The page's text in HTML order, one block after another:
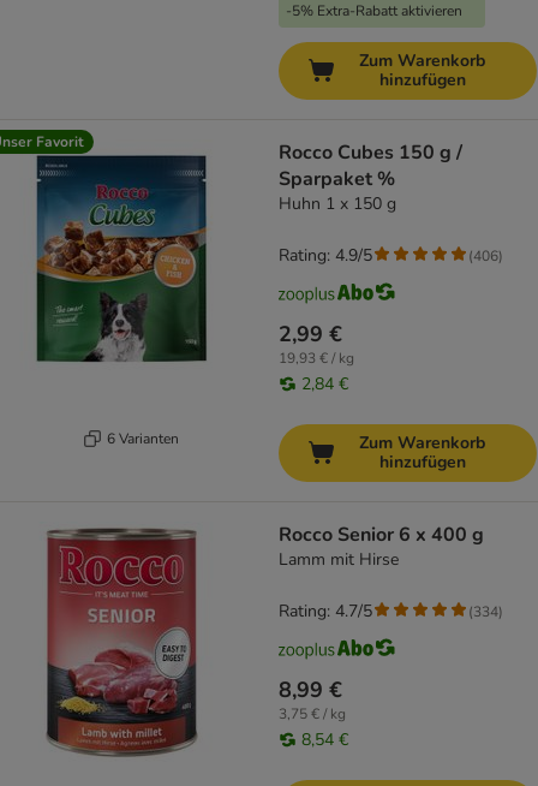
-5% Extra-Rabatt aktivieren
Zum Warenkorb
hinzufügen
Favorit
6 Varianten
Rocco Cubes 150 g /
Sparpaket %
Huhn 1 x 150 g
2,99 €
19,93 € / kg
2,84 €
Rating: 4.9/5 (406)
Zum Warenkorb
hinzufügen
Rocco Senior 6 x 400 g
Lamm mit Hirse
8,99 €
3,75 € / kg
8,54 €
Rating: 4.7/5 (334)